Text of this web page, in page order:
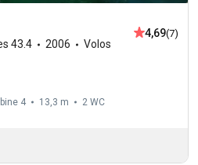
43.4 2006 Volos
4,69(7)
4 13,3 m 2 WC